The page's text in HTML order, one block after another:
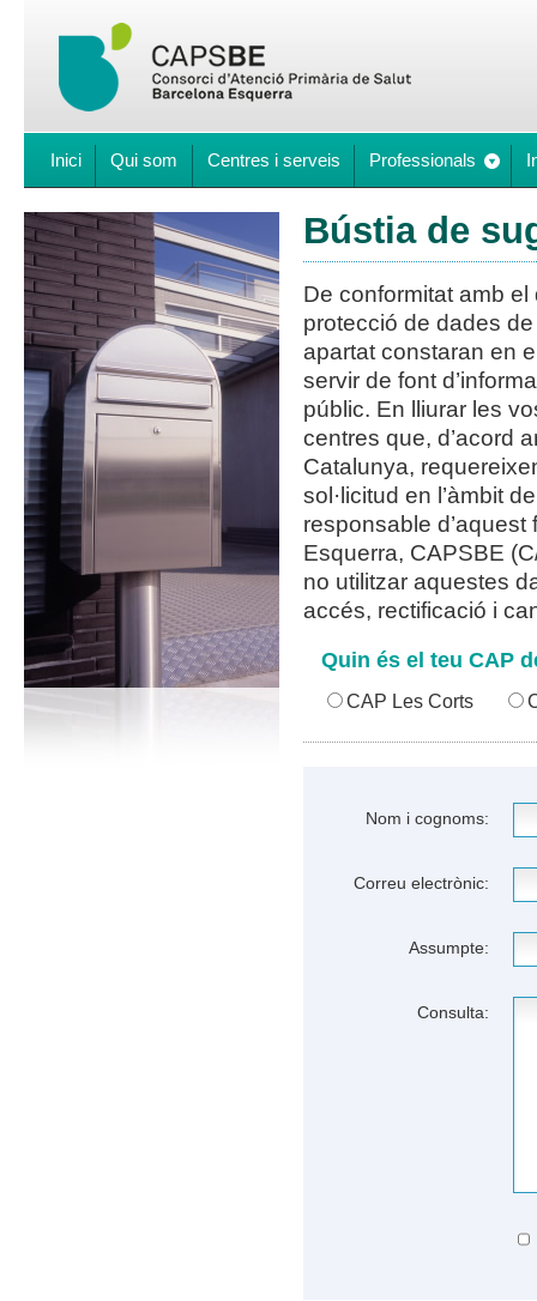
Inici Qui som Centres i serveis Professionals
Bústia de
De conformitat amb
protecció de dades
apartat constaran en
servir de font
públic. En lliurar les
centres que, d’acord
Catalunya,
sol·licitud en l’àmbit
responsable
Esquerra, CAPSBE
no utilitzar aquestes
accés, rectificació i
Quin és el teu CAP
CAP Les Corts
Nom i cognoms:
Correu electrònic:
Assumpte:
Consulta: